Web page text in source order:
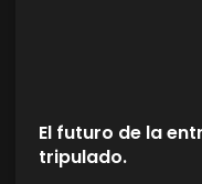
El futuro de la
tripulado.